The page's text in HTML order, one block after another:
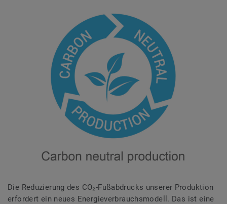
Die Reduzierung des CO₂-Fußabdrucks unserer Produktion
erfordert ein neues Energieverbrauchsmodell. Das ist eine